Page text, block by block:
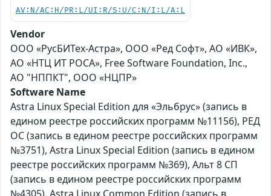
AV:N/AC:H/PR:L/UI:R/S:U/C:N/I:L/A:L
Vendor
ООО «РусБИТех-Астра», ООО «Ред Софт», АО «ИВК»,
АО «НТЦ ИТ РОСА», Free Software Foundation, Inc.,
АО "НППКТ", ООО «НЦПР»
Software Name
Astra Linux Special Edition для «Эльбрус» (запись в
едином реестре российских программ №11156), РЕД
ОС (запись в едином реестре российских программ
№3751), Astra Linux Special Edition (запись в едином
реестре российских программ №369), Альт 8 СП
(запись в едином реестре российских программ